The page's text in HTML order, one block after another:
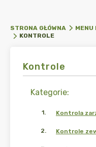
STRONA GŁÓWNA MENU
KONTROLE
Kontrole
Kategorie:
1. Kontrola
2. Kontrole